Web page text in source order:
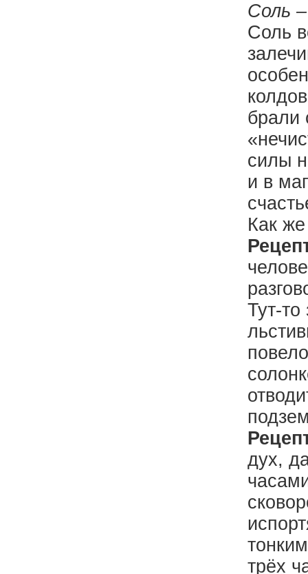
Соль
Соль
брали
силы
и в
Как
Тут-то
дух,
трёх